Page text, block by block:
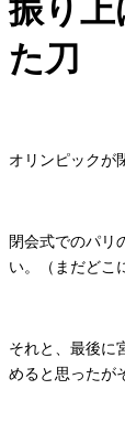
振り
た刀
オリンピックが
閉会式でのパリ
い。（まだどこ
それと、最後に
めると思ったが